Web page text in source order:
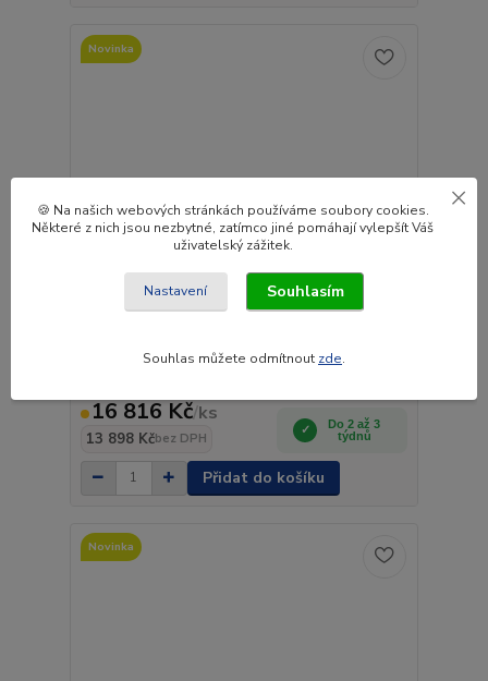
Novinka
16 816 Kč/ks
13 898 Kčbez DPH
Do 2 až 3
týdnů
Přidat do košíku
Novinka
🍪 Na našich webových stránkách používáme soubory cookies.
Některé z nich jsou nezbytné, zatímco jiné pomáhají vylepšít Váš
uživatelský zážitek.
Nastavení Souhlasím
Souhlas můžete odmítnout zde.